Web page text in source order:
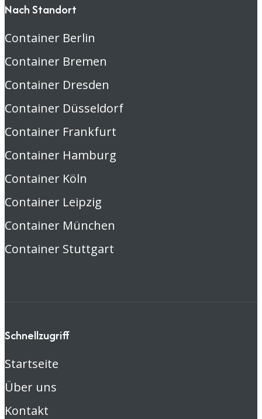
Nach Standort
Container Berlin
Container Bremen
Container Dresden
Container Düsseldorf
Container Frankfurt
Container Hamburg
Container Köln
Container Leipzig
Container München
Container Stuttgart
Schnellzugriff
Startseite
Über uns
Kontakt